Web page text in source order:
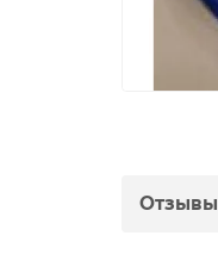
Отзывы